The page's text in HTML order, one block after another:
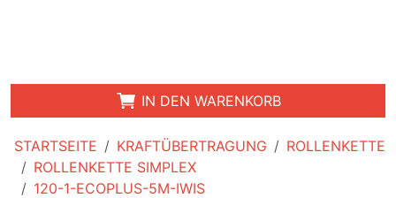
STARTSEITE KRAFTÜBERTRAGUNG
ROLLENKETTE
ROLLENKETTE SIMPLEX
120-1-ECOPLUS-5M-IWIS
IN DEN WARENKORB